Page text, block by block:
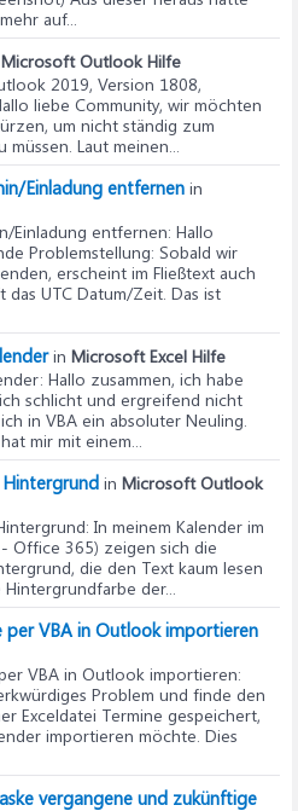
auf...
Microsoft Outlook Hilfe
2019, Version 1808,
liebe Community, wir möchten
um nicht ständig zum
Laut meinen...
Einladung entfernen in
Einladung entfernen: Hallo
Problemstellung: Sobald wir
erscheint im Fließtext auch
UTC Datum/Zeit. Das ist
in Microsoft Excel Hilfe
: Hallo zusammen, ich habe
schlicht und ergreifend nicht
in VBA ein absoluter Neuling.
mir mit einem...
in Microsoft Outlook
: In meinem Kalender im
Office 365) zeigen sich die
die den Text kaum lesen
der...
per VBA in Outlook importieren
VBA in Outlook importieren:
Problem und finde den
Exceldatei Termine gespeichert,
importieren möchte. Dies
vergangene und zukünftige